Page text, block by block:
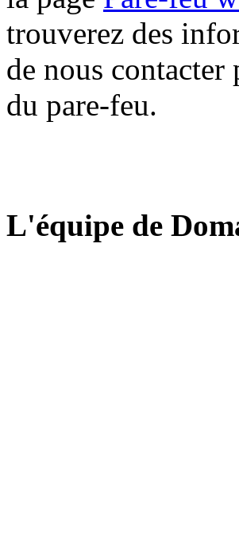
trouverez des
de nous contacter
du pare-feu.
L'équipe de